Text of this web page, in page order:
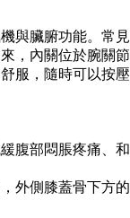
與臟腑功能。常
，內關位於腕關
服，隨時可以按
腹部悶脹疼痛、
外側膝蓋骨下方